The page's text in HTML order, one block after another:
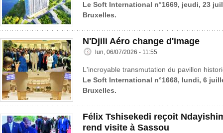
Le Soft International n°1669, jeudi, 23
Bruxelles.
N'Djili Aéro change d'image
lun, 06/07/2026 - 11:55
L'incroyable transmutation du pavillon
Le Soft International n°1668, lundi, 6
Bruxelles.
Félix Tshisekedi reçoit
rend visite à Sassou